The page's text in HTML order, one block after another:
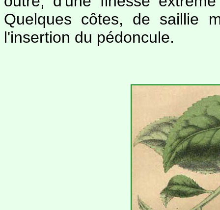
Quelques côtes, de saillie
l'insertion du pédoncule.